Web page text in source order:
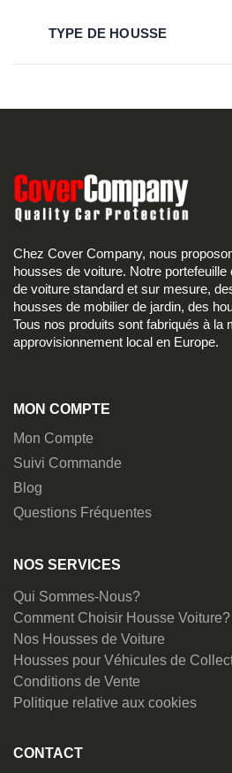
TYPE DE HOUSSE
Chez Cover Company, nous
housses de voiture. Notre
de voiture standard et sur mesure,
housses de mobilier de jardin, des
Tous nos produits sont fabriqués à la
approvisionnement local en Europe.
MON COMPTE
Mon Compte
Suivi Commande
Blog
Questions Fréquentes
NOS SERVICES
Qui Sommes-Nous?
Comment Choisir Housse Voiture?
Nos Housses de Voiture
Housses pour Véhicules de
Conditions de Vente
Politique relative aux cookies
CONTACT